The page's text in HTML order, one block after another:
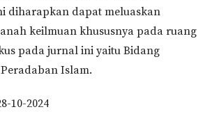
diharapkan dapat meluaskan
keilmuan khususnya pada ruang
pada jurnal ini yaitu Bidang
Islam.
10-2024